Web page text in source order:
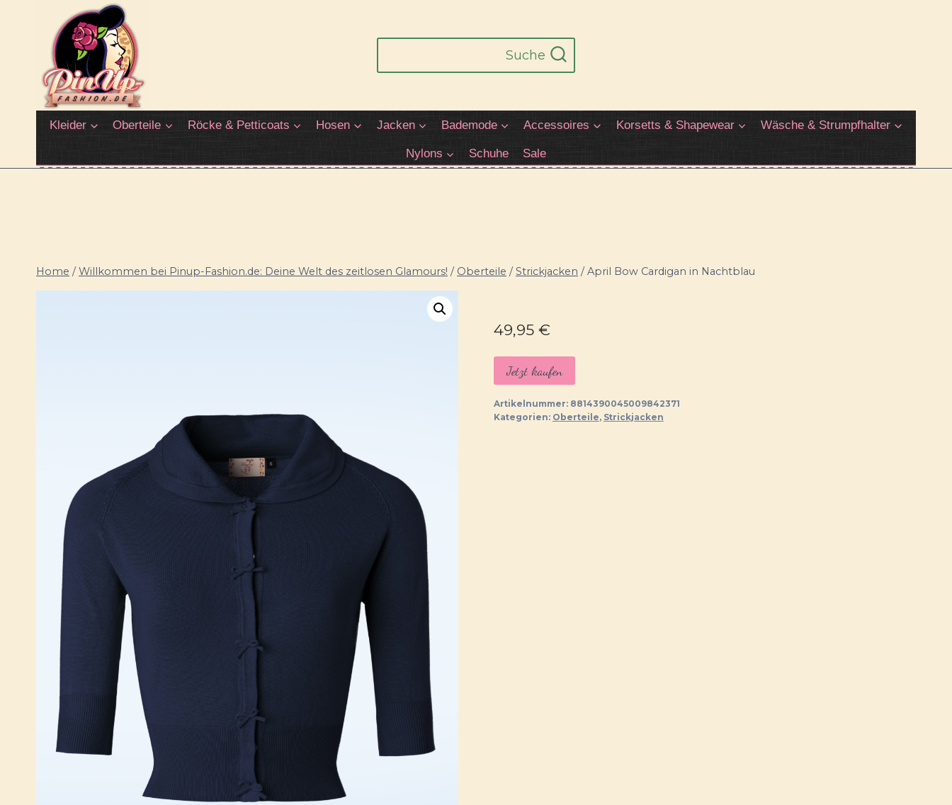
springen
Suche
Kleider Oberteile Röcke & Petticoats Hosen Jacken Bademode Accessoires Korsetts & Shapewear Wäsche & Strumpfhalter
Nylons Schuhe Sale
Home / Willkommen bei Pinup-Fashion.de: Deine Welt des zeitlosen Glamours! / Oberteile / Strickjacken / April Bow Cardigan in Nachtblau
49,95 €
Jetzt kaufen
Artikelnummer: 8814390045009842371
Kategorien: Oberteile, Strickjacken